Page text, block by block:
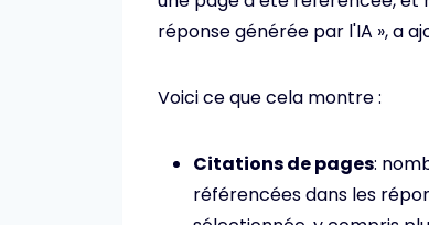
réponse générée par l'IA », a
Voici ce que cela montre :
Citations de pages:
référencées dans les